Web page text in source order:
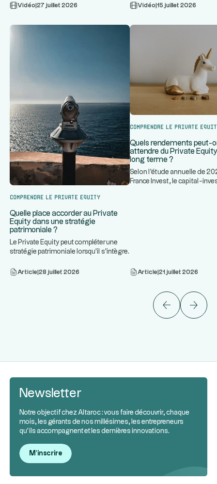
... Vidéo 27 juillet 2026 Vidéo 15 juillet 2026
Comprendre le Private Equity
Quelle place accorder au Private
Equity dans une stratégie
patrimoniale ?
Le Private Equity peut compléter une
stratégie patrimoniale lorsqu'il s'intègre
Article 28 juillet 2026
Comprendre le Private
Quels rendements peut-
attendre du Private
long terme ?
Selon l'étude annuelle de
France Invest, le capital-
Article 21 juillet 2026
Newsletter
Notre objectif chez Altaroc : vous faire découvrir, chaque
mois, les gérants de nos millésimes, les entrepreneurs
qu’ils accompagnent et les dernières innovations.
M'inscrire